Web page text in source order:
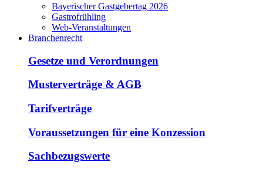
Bayerischer Gastgebertag 2026
Gastrofrühling
Web-Veranstaltungen
Branchenrecht
Gesetze und Verordnungen
Musterverträge & AGB
Tarifverträge
Voraussetzungen für eine Konzession
Sachbezugswerte